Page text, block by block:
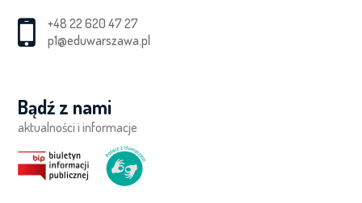
+48 22 620 47 27
p1@eduwarszawa.pl
Bądź z nami
aktualności i informacje